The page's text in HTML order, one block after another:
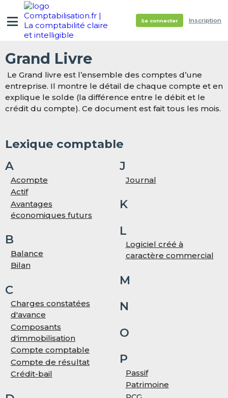
Se connecter Inscription
Grand Livre
Le Grand livre est l’ensemble des comptes d’une
entreprise. Il montre le détail de chaque compte et en
explique le solde (la différence entre le débit et le
crédit du compte). Ce document est fait tous les mois.
Lexique comptable
A
Acompte
Actif
Avantages
économiques futurs
B
Balance
Bilan
C
Charges constatées
d'avance
Composants
d'immobilisation
Compte comptable
Compte de résultat
Crédit-bail
J
Journal
K
L
Logiciel créé à
caractère commercial
M
N
O
P
Passif
Patrimoine